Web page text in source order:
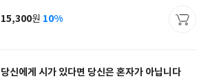
사
가
15,300원 10%
당신에게 시가 있다면 당신은 혼자가 아닙니다